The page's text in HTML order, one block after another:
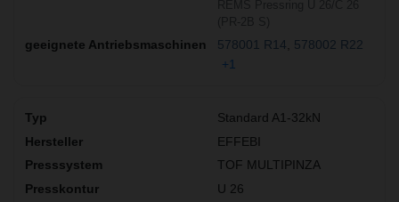
578001 R14
578002 R22
+1
Standard A1-32kN
EFFEBI
TOF MULTIPINZA
U 26